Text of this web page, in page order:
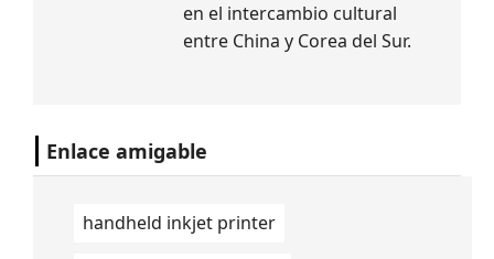
en el intercambio cultural
entre China y Corea del Sur.
Enlace amigable
handheld inkjet printer